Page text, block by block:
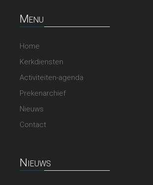
Menu
Home
Kerkdiensten
Activiteiten-agenda
Prekenarchief
Nieuws
Contact
Nieuws